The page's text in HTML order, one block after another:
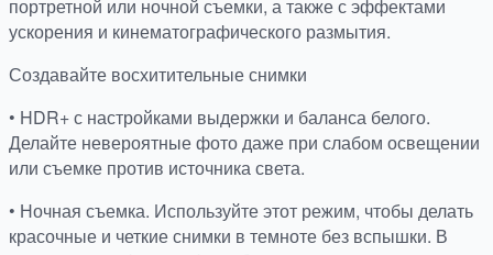
портретной или ночной съемки, а также с эффектами
ускорения и кинематографического размытия.
Создавайте восхитительные снимки
• HDR+ с настройками выдержки и баланса белого.
Делайте невероятные фото даже при слабом освещении
или съемке против источника света.
• Ночная съемка. Используйте этот режим, чтобы делать
красочные и четкие снимки в темноте без вспышки. В